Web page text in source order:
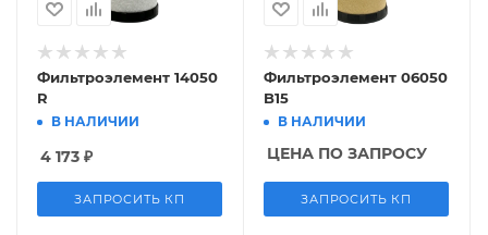
Фильтроэлемент 14050
R
В НАЛИЧИИ
4 173 ₽
ЗАПРОСИТЬ КП
Фильтроэлемент 06050
B15
В НАЛИЧИИ
ЦЕНА ПО ЗАПРОСУ
ЗАПРОСИТЬ КП